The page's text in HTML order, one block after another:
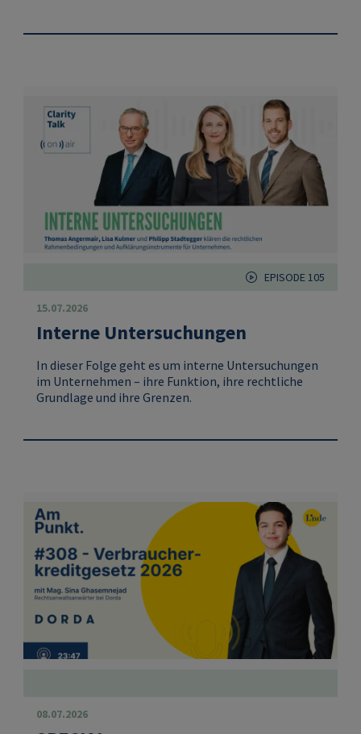
EPISODE 105
15.07.2026
Interne Untersuchungen
In dieser Folge geht es um interne Untersuchungen
im Unternehmen – ihre Funktion, ihre rechtliche
Grundlage und ihre Grenzen.
08.07.2026